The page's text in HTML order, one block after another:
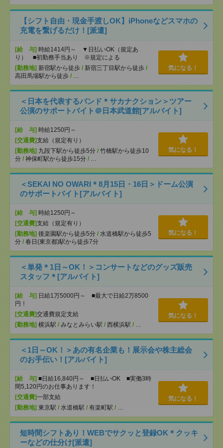
【シフト自由・現金手渡しOK】iPhoneなどスマホの
充電を繋げるだけ！[派遣]
[給 与] 時給1414円～ ▼日払いOK（規定あ
り） ■初勤務手当あり ※規定による
[勤務地] 新宿駅から徒歩 / 新宿三丁目駅から徒歩 /
高田馬場駅から徒歩 / …
気になる！
＜日本を代表するバンド＊サカナクション＞ツアー
公演のサポートバイト＠日本武道館[アルバイト]
[給 与] 時給1250円～
[交通費]支給（規定有り）
[勤務地] 九段下駅から徒歩5分 / 竹橋駅から徒歩10
分 / 神保町駅から徒歩15分 / …
気になる！
＜SEKAI NO OWARI＊8月15日・16日＞ドーム公演
のサポートバイト[アルバイト]
[給 与] 時給1250円～
[交通費]支給（規定有り）
[勤務地] 後楽園駅から徒歩5分 / 水道橋駅から徒歩5
分 / 春日(東京都)駅から徒歩7分
気になる！
＜単発＊1日～OK！＞コンサートなどのグッズ販売
スタッフ＊[アルバイト]
[給 与] 日給1万5000円～ ■最大で日給2万8500
円！
[交通費]交通費規定支給
[勤務地] 横浜駅 / みなとみらい駅 / 西横浜駅 / …
気になる！
＜1日～OK！＞あの有名企業も！展示会や株主総会
のお手伝い！[アルバイト]
[給 与] ■日給16,840円～ ■日払いOK ■実働3時
間5,120円のお仕事あります！
[交通費]一部支給
[勤務地] 東京駅 / 水道橋駅 / 有楽町駅 / …
気になる！
短時間シフトあり！WEBでサクッと登録OK＊クッキ
ーなどの仕分け[派遣]